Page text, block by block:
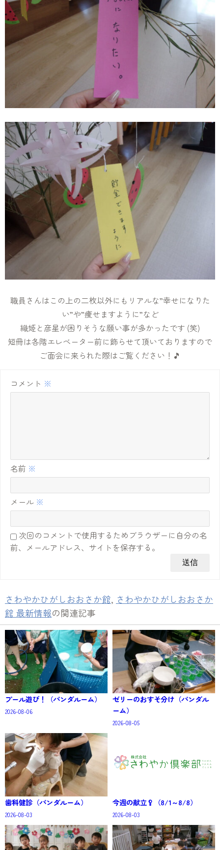
職員さんはこの上の二枚以外にもリアルな”幸せになりた
い”や”痩せますように”など
織姫と彦星が困りそうな願い事が多かったです (笑)
短冊は各階エレベーター前に飾らせて頂いておりますので
ご面会に来られた際はご覧ください！🎵
コメント ※
名前 ※
メール ※
次回のコメントで使用するためブラウザーに自分の名
前、メールアドレス、サイトを保存する。
さわやかひがしおおさか館, さわやかひがしおおさか
館 最新情報の関連記事
プール遊び！（パンダルーム）
2026-08-06
ゼリーのおすそ分け（パンダル
ーム）
2026-08-05
歯科健診（パンダルーム）
2026-08-03
今週の献立🥄（8/1～8/8）
2026-08-03